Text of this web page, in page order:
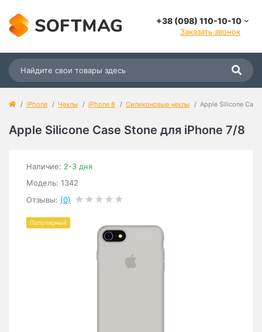
+38 (098) 110-10-10
Заказать звонок
iPhone Чехлы iPhone 8 Силиконовые чехлы Apple Silicone
Apple Silicone Case Stone для iPhone 7/8
Наличие: 2-3 дня
Модель: 1342
Отзывы: (0)
Популярный